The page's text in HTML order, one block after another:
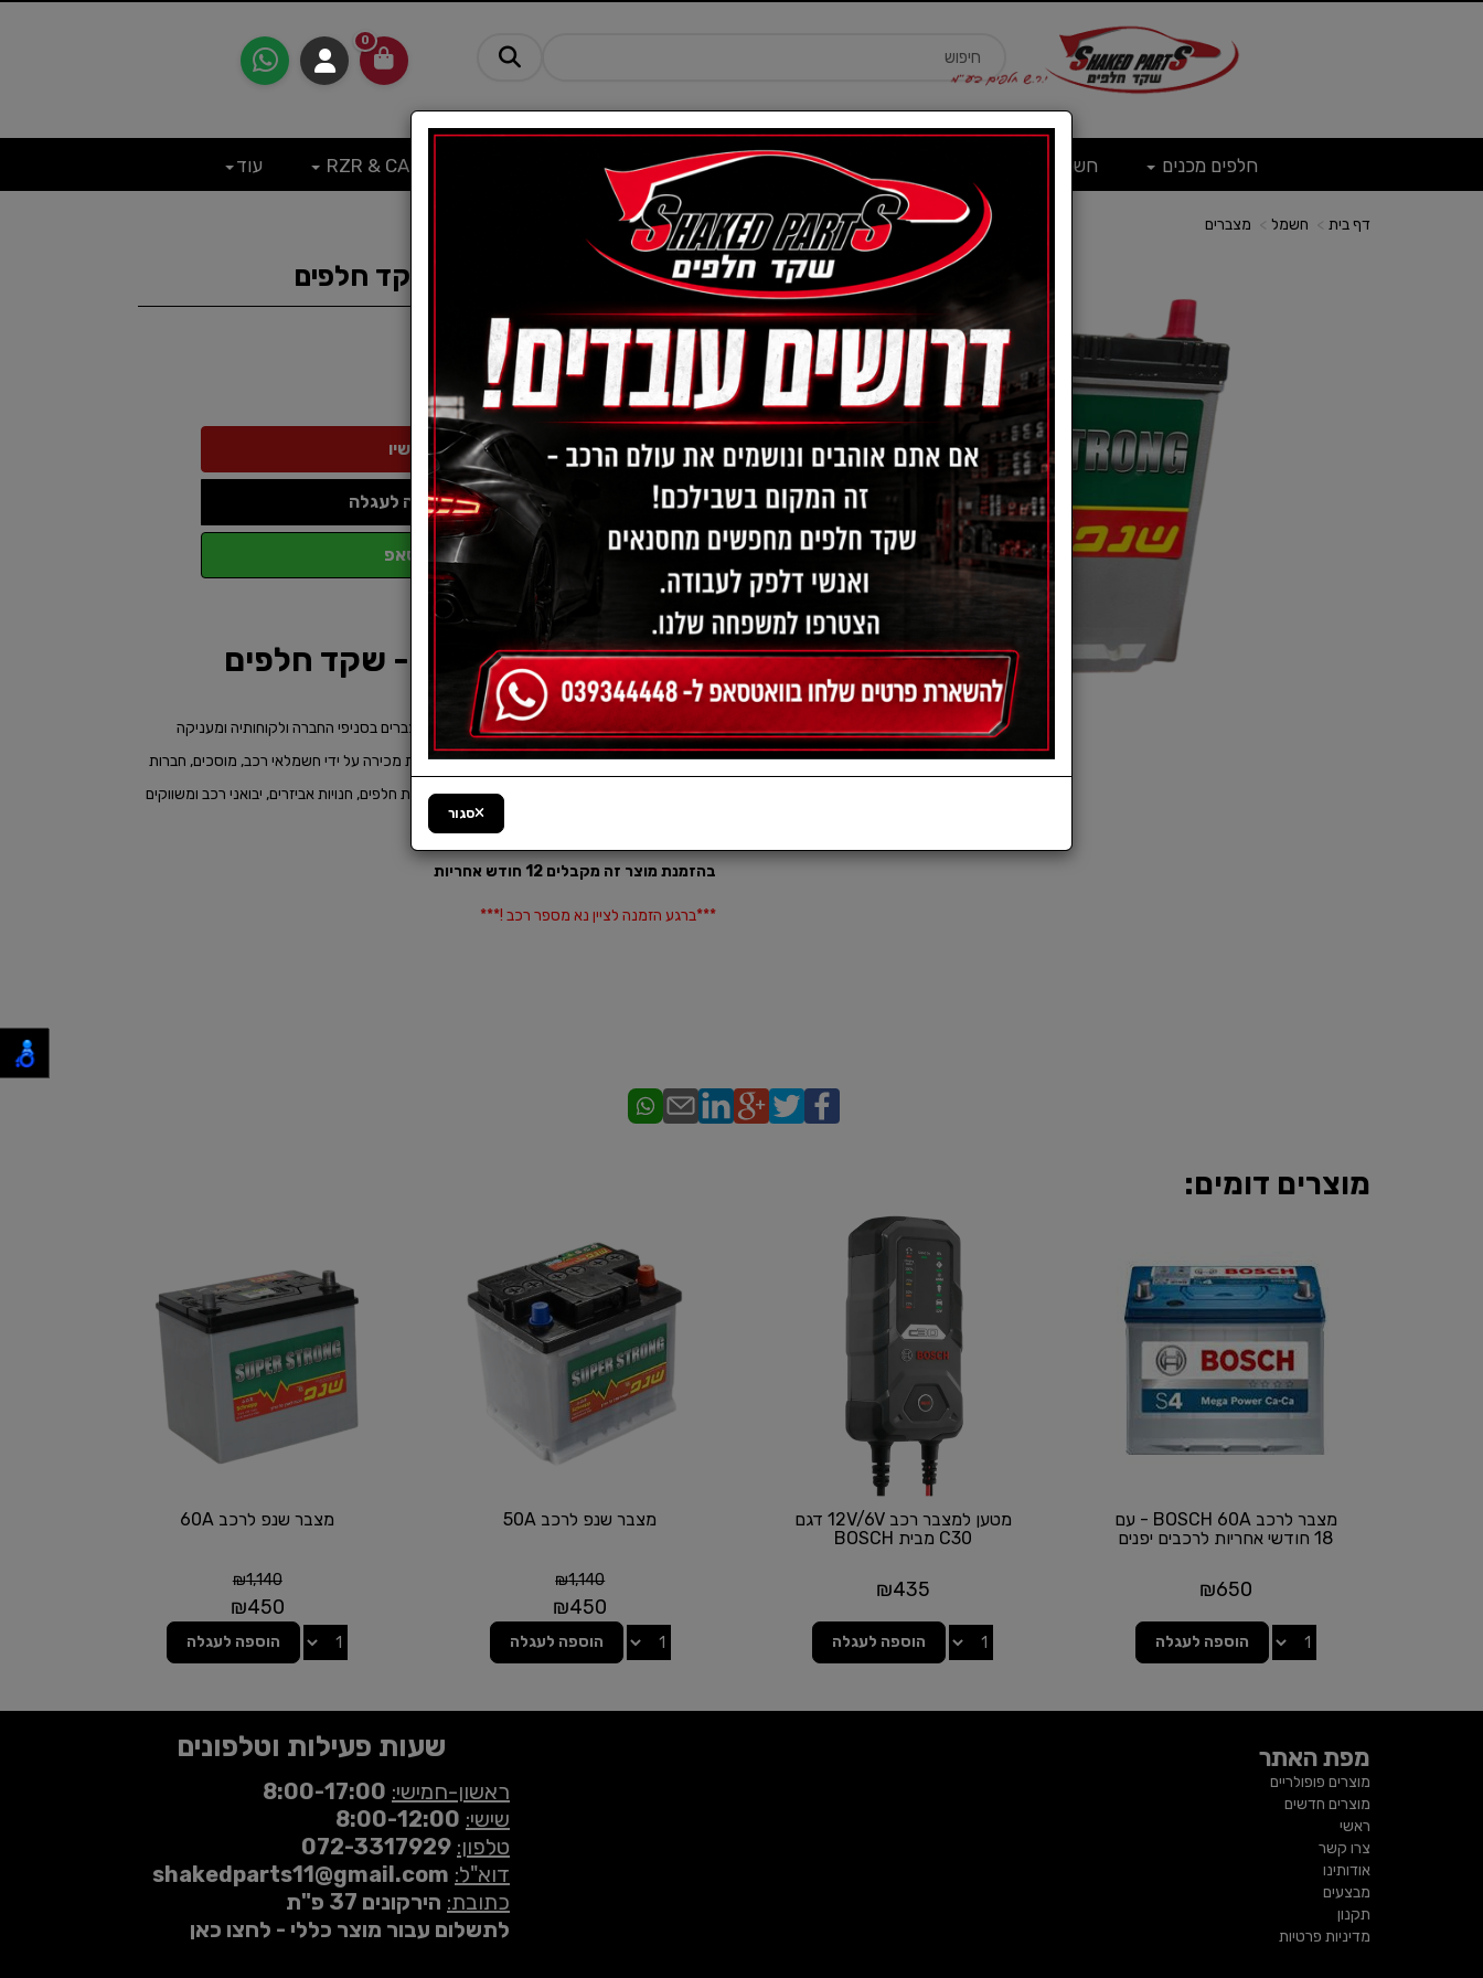
0
חלפים מכנים חשמל ציוד, אביזרים ומוצרים לרכב עוד
דף בית חשמל מצברים
מצבר שנפ לרכב 40A - שקד חלפים
מק"ט :6411
מחיר:
₪1,140
מחיר מבצע: ₪ 450
הוספה לעגלה
ווטסאפ
תיאור:
מצבר לרכב שנפ 40A - שקד חלפים
מחפשיםמצבר לרכב?
שנפ הינה חברה ידועה, מוכרת ומבוססת המוכרת מצברים בסניפי החברה ולקוחותיה ומעניקה
אחריות כוללת למצברים בלמעלה מ – 2,500 נקודות מכירה על ידי חשמלאי רכב, מוסכים, חברות
גרירה, רשתות שיווק, רשתות עשה זאת בעצמך, חנויות חלפים, חנויות אביזרים, יבואני רכב ומשווקים
העוסקים בתחום הרכב בכל רחבי הארץ.
בהזמנת מוצר זה מקבלים 12 חודש אחריות
***ברגע הזמנה לציין נא מספר רכב !***
מוצרים דומים:
מצבר לרכב BOSCH 60A - עם
18 חודשי אחריות לרכבים יפנים
₪650
הוספה לעגלה
מטען למצבר רכב 12V/6V דגם
C30 מבית BOSCH
₪435
הוספה לעגלה
מצבר שנפ לרכב 50A
₪1,140
₪450
הוספה לעגלה
מצבר שנפ לרכב 60A
₪1,140
₪450
הוספה לעגלה
מפת האתר
מוצרים פופולריים
מוצרים חדשים
ראשי
צרו קשר
אודותינו
מבצעים
תקנון
מדיניות פרטיות
שעות פעילות וטלפונים
ראשון-חמישי: 8:00-17:00
שישי: 8:00-12:00
טלפון: 072-3317929
דוא"ל: shakedparts11@gmail.com
כתובת: הירקונים 37 פ"ת
לתשלום עבור מוצר כללי - לחצו כאן
סגור